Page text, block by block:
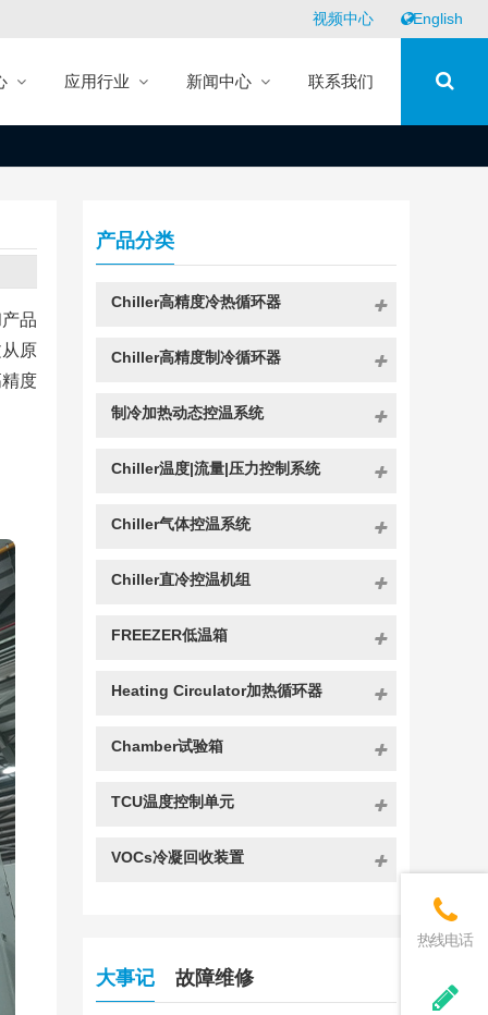
视频中心 English
应用行业 新闻中心 联系我们
品
原
度
产品分类
Chiller高精度冷热循环器
Chiller高精度制冷循环器
制冷加热动态控温系统
Chiller温度|流量|压力控制系统
Chiller气体控温系统
Chiller直冷控温机组
FREEZER低温箱
Heating Circulator加热循环器
Chamber试验箱
TCU温度控制单元
VOCs冷凝回收装置
大事记 故障维修
热线电话